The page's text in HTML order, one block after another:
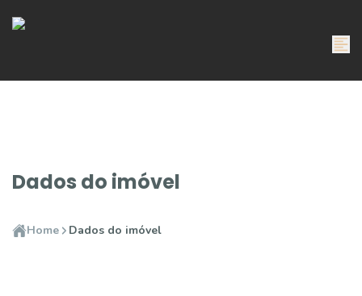
Dados do imóvel
Home Dados do imóvel